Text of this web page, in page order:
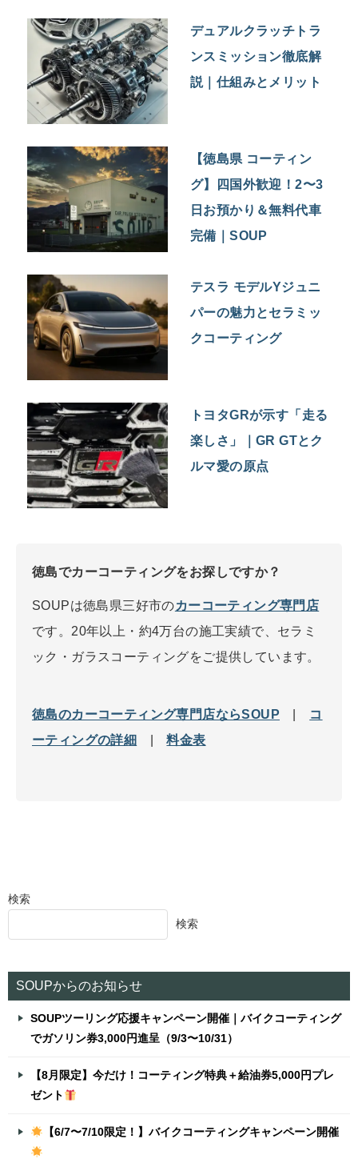
デュアルクラッチトラ
ンスミッション徹底解
説｜仕組みとメリット
【徳島県 コーティン
グ】四国外歓迎！2〜3
日お預かり＆無料代車
完備｜SOUP
テスラ モデルYジュニ
パーの魅力とセラミッ
クコーティング
トヨタGRが示す「走る
楽しさ」｜GR GTとク
ルマ愛の原点
徳島でカーコーティングをお探しですか？
SOUPは徳島県三好市のカーコーティング専門店
です。20年以上・約4万台の施工実績で、セラミ
ック・ガラスコーティングをご提供しています。
徳島のカーコーティング専門店ならSOUP
コ
ーティングの詳細
|料金表
検索
検索
SOUPからのお知らせ
SOUPツーリング応援キャンペーン開催｜バイクコーティング
でガソリン券3,000円進呈（9/3〜10/31）
【8月限定】今だけ！コーティング特典＋給油券5,000円プレ
ゼント
【6/7〜7/10限定！】バイクコーティングキャンペーン開催